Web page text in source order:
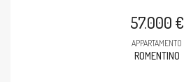
57.000 €
APPARTAMENTO
ROMENTINO